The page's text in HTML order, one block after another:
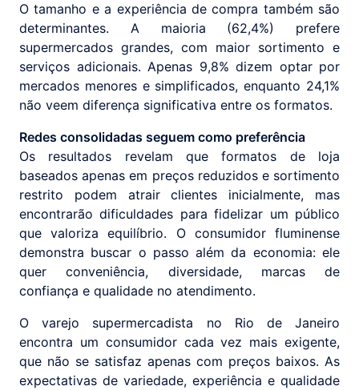
O tamanho e a experiência de compra também são
determinantes. A maioria (62,4%) prefere
supermercados grandes, com maior sortimento e
serviços adicionais. Apenas 9,8% dizem optar por
mercados menores e simplificados, enquanto 24,1%
não veem diferença significativa entre os formatos.
Redes consolidadas seguem como preferência
Os resultados revelam que formatos de loja
baseados apenas em preços reduzidos e sortimento
restrito podem atrair clientes inicialmente, mas
encontrarão dificuldades para fidelizar um público
que valoriza equilíbrio. O consumidor fluminense
demonstra buscar o passo além da economia: ele
quer conveniência, diversidade, marcas de
confiança e qualidade no atendimento.
O varejo supermercadista no Rio de Janeiro
encontra um consumidor cada vez mais exigente,
que não se satisfaz apenas com preços baixos. As
expectativas de variedade, experiência e qualidade